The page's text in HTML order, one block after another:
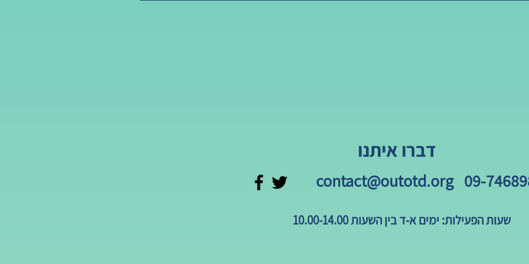
דברו איתנו
contact@outotd.org 09-
שעות הפעילות: ימים א-ד בין השעות 10.00-14.00